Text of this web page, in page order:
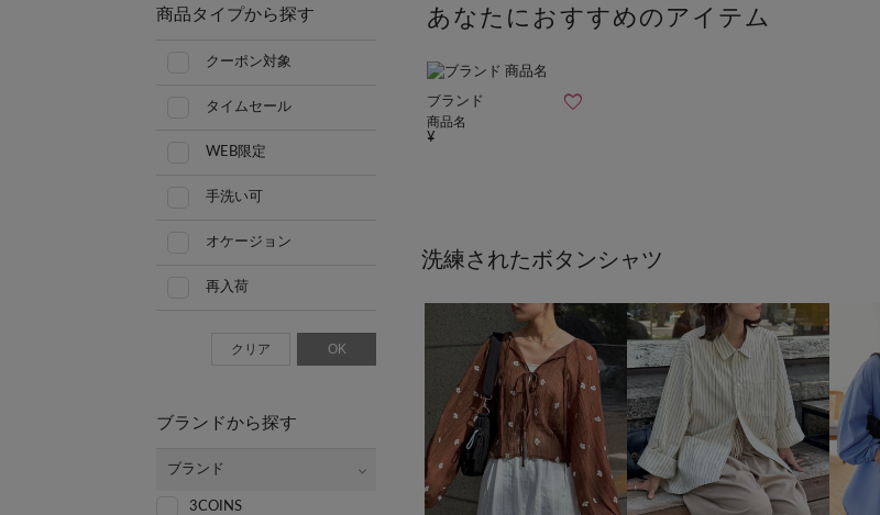
あなたにおすすめのアイテム
ブランド
商品名
洗練されたボタンシャツ
商品タイプから探す
クーポン対象
タイムセール
WEB限定
手洗い可
オケージョン
再入荷
クリア OK
ブランドから探す
ブランド
3COINS